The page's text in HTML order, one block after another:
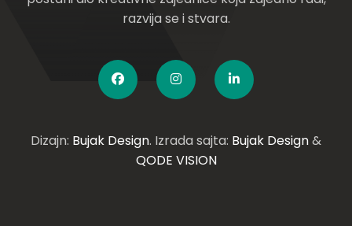
razvija se i stvara.
Dizajn: Bujak Design. Izrada sajta: Bujak Design&
QODE VISION